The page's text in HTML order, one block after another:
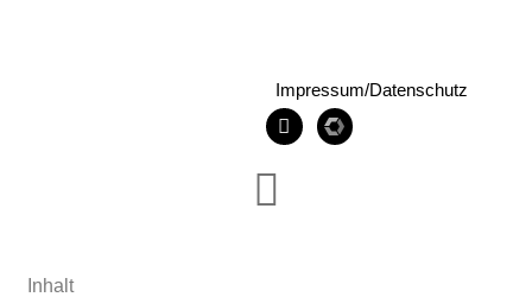
Impressum/Datenschutz
Inhalt